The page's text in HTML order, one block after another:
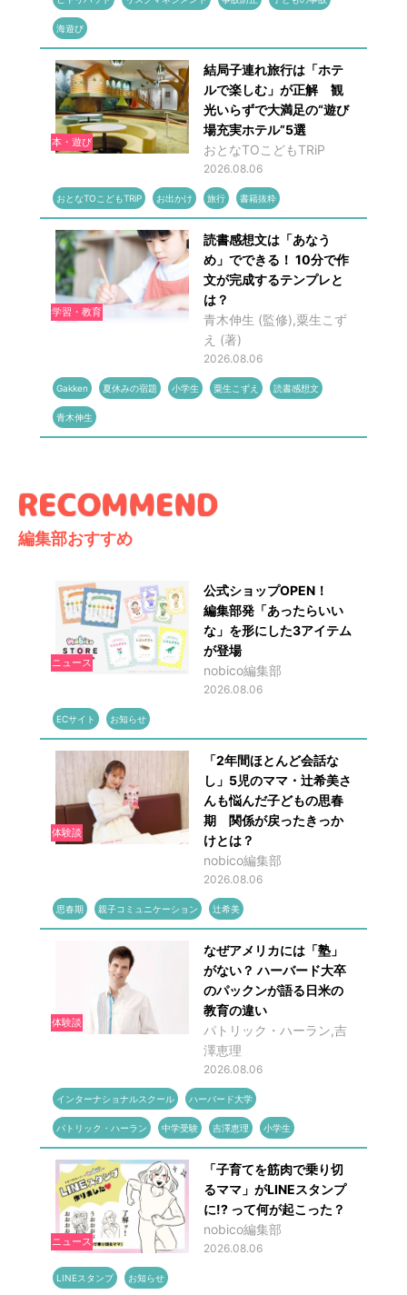
海遊び
本・遊び
結局子連れ旅行は「ホテ
ルで楽しむ」が正解 観
光いらずで大満足の“遊び
場充実ホテル”5選
おとなTOこどもTRiP
2026.08.06
おとなTOこどもTRiP お出かけ 旅行 書籍抜粋
学習・教育
読書感想文は「あなう
め」でできる！ 10分で作
文が完成するテンプレと
は？
青木伸生 (監修),粟生こず
え (著)
2026.08.06
Gakken 夏休みの宿題 小学生 粟生こずえ 読書感想文
青木伸生
編集部おすすめ
ニュース
公式ショップOPEN！
編集部発「あったらいい
な」を形にした3アイテム
が登場
nobico編集部
2026.08.06
ECサイト お知らせ
体験談
「2年間ほとんど会話な
し」5児のママ・辻希美さ
んも悩んだ子どもの思春
期 関係が戻ったきっか
けとは？
nobico編集部
2026.08.06
思春期 親子コミュニケーション 辻希美
体験談
なぜアメリカには「塾」
がない？ ハーバード大卒
のパックンが語る日米の
教育の違い
パトリック・ハーラン,吉
澤恵理
2026.08.06
インターナショナルスクール ハーバード大学
パトリック・ハーラン 中学受験 吉澤恵理 小学生
ニュース
「子育てを筋肉で乗り切
るママ」がLINEスタンプ
に!? って何が起こった？
nobico編集部
2026.08.06
LINEスタンプ お知らせ